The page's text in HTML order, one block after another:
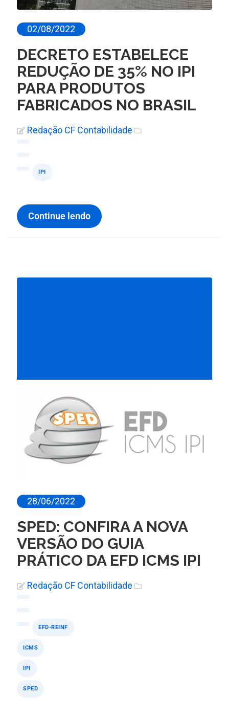
02/08/2022
DECRETO ESTABELECE
REDUÇÃO DE 35% NO IPI
PARA PRODUTOS
FABRICADOS NO BRASIL
Redação CF Contabilidade
IPI
Continue lendo
28/06/2022
SPED: CONFIRA A NOVA
VERSÃO DO GUIA
PRÁTICO DA EFD ICMS IPI
Redação CF Contabilidade
EFD-REINF
ICMS
IPI
SPED